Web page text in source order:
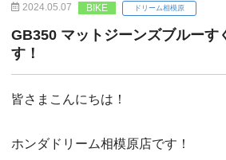
2024.05.07 BIKE ドリーム相模原
GB350 マットジーンズブルーす
す！
皆さまこんにちは！
ホンダドリーム相模原店です！